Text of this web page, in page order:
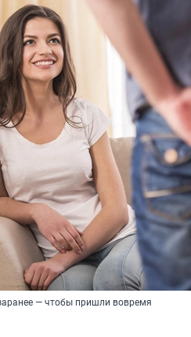
— чтобы пришли вовремя